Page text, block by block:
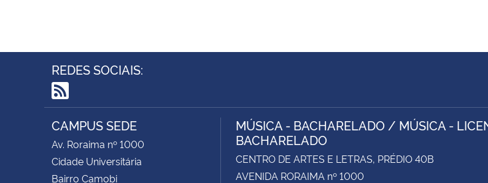
REDES SOCIAIS:
RSS
CAMPUS SEDE
Av. Roraima nº 1000
Cidade Universitária
Bairro Camobi
MÚSICA - BACHARELADO / MÚSICA -
BACHARELADO
CENTRO DE ARTES E LETRAS, PRÉDIO 40B
AVENIDA RORAIMA nº 1000